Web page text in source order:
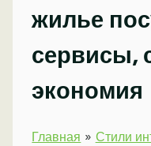
жилье
сервисы,
экономия
Главная
Стили